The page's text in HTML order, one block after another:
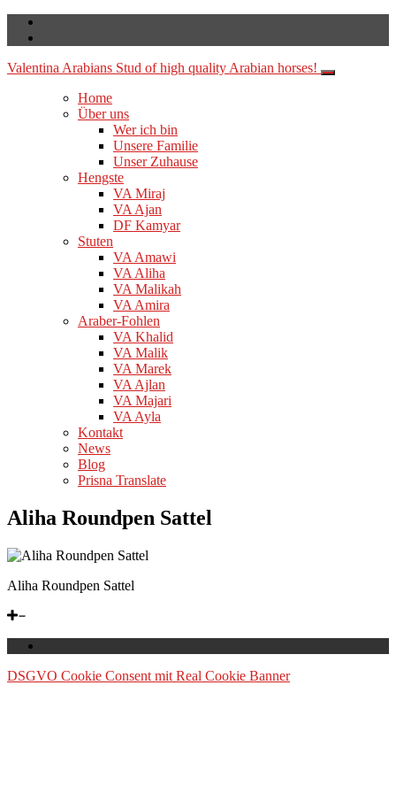
Valentina Arabians Stud of high quality Arabian horses!
Home
Über uns
Wer ich bin
Unsere Familie
Unser Zuhause
Hengste
VA Miraj
VA Ajan
DF Kamyar
Stuten
VA Amawi
VA Aliha
VA Malikah
VA Amira
Araber-Fohlen
VA Khalid
VA Malik
VA Marek
VA Ajlan
VA Majari
VA Ayla
Kontakt
News
Blog
Prisna Translate
Aliha Roundpen Sattel
Aliha Roundpen Sattel
DSGVO Cookie Consent mit Real Cookie Banner